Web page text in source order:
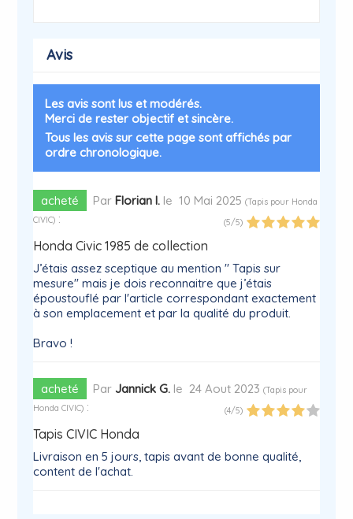
Avis
Les avis sont lus et modérés.
Merci de rester objectif et sincère.
Tous les avis sur cette page sont affichés par
ordre chronologique.
acheté ParFlorian I. le10 Mai 2025(Tapis pour Honda
CIVIC) : (5/5)
Honda Civic 1985 de collection
J’étais assez sceptique au mention " Tapis sur
mesure" mais je dois reconnaitre que j’étais
époustouflé par l'article correspondant exactement
à son emplacement et par la qualité du produit.
Bravo !
acheté ParJannick G. le 24 Aout 2023(Tapis pour
Honda CIVIC) : (4/5)
Tapis CIVIC Honda
Livraison en 5 jours, tapis avant de bonne qualité,
content de l'achat.